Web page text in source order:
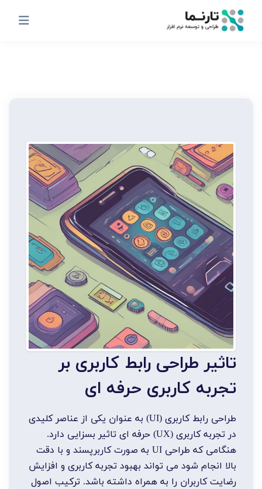
تاثیر طراحی رابط کاربری بر
تجربه کاربری حرفه ای
طراحی رابط کاربری (UI) به عنوان یکی از عناصر کلیدی
در تجربه کاربری (UX) حرفه ای تاثیر بسزایی دارد.
هنگامی که طراحی UI به صورت کاربرپسند و با دقت
بالا انجام شود می تواند بهبود تجربه کاربری و افزایش
رضایت کاربران را به همراه داشته باشد. ترکیب اصول